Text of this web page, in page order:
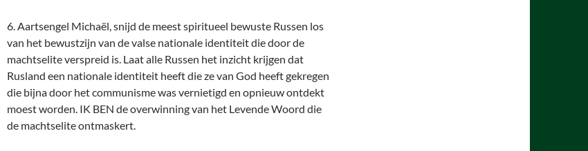
6. Aartsengel Michaël, snijd de meest spiritueel bewuste Russen los
van het bewustzijn van de valse nationale identiteit die door de
machtselite verspreid is. Laat alle Russen het inzicht krijgen dat
Rusland een nationale identiteit heeft die ze van God heeft gekregen
die bijna door het communisme was vernietigd en opnieuw ontdekt
moest worden. IK BEN de overwinning van het Levende Woord die
de machtselite ontmaskert.